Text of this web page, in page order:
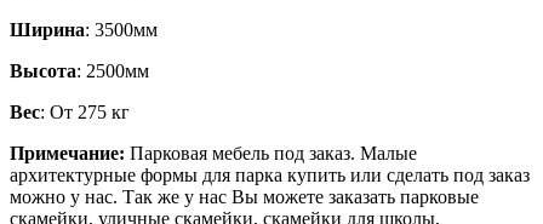
Ширина: 3500мм
Высота: 2500мм
Вес: От 275 кг
Примечание: Парковая мебель под заказ. Малые
архитектурные формы для парка купить или сделать под заказ
можно у нас. Так же у нас Вы можете заказать парковые
скамейки, уличные скамейки, скамейки для школы,